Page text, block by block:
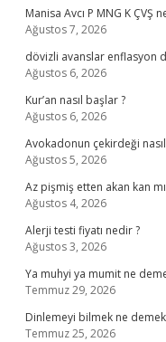
Manisa Avcı P MNG K ÇVŞ
Ağustos 7, 2026
dövizli avanslar enflasyon
Ağustos 6, 2026
Kur’an nasıl başlar ?
Ağustos 6, 2026
Avokadonun çekirdeği
Ağustos 5, 2026
Az pişmiş etten akan kan
Ağustos 4, 2026
Alerji testi fiyatı nedir ?
Ağustos 3, 2026
Ya muhyi ya mumit ne
Temmuz 29, 2026
Dinlemeyi bilmek ne
Temmuz 25, 2026